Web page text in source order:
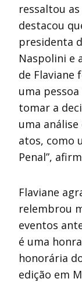
ressaltou
destacou
presidenta
Naspolini e
de Flaviane
uma
tomar a
uma análise
atos, como
Penal”,
Flaviane
relembrou
eventos
é uma
honorária
edição em